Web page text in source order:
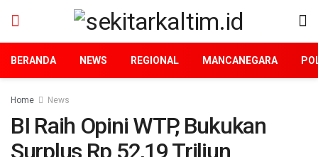
BERANDA NEWS REGIONAL MANCANEGARA
Home News
BI Raih Opini WTP, Bukukan
Surplus Rp 52,19 Triliun